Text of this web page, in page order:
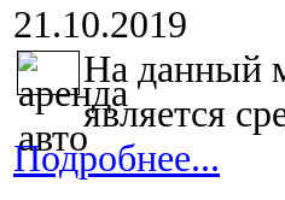
21.10.2019
На данный
является
Подробнее...